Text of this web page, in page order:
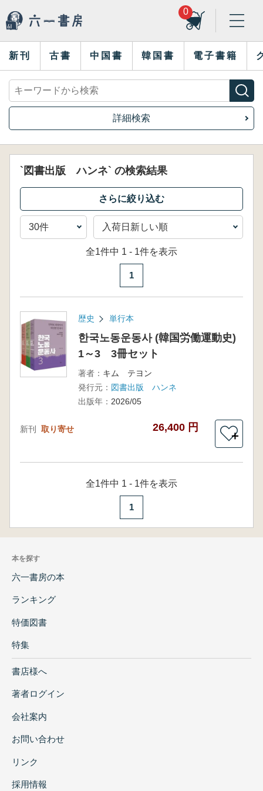
0
新刊 古書 中国書 韓国書 電子書籍
詳細検索
`図書出版 ハンネ` の検索結果
全1件中 1 - 1件を表示
1
歴史 単行本
한국노동운동사 (韓国労働運動史)
1～3 3冊セット
著者： キム テヨン
発行元： 図書出版 ハンネ
出版年： 2026/05
新刊 取り寄せ 26,400 円
＋
全1件中 1 - 1件を表示
1
本を探す
六一書房の本
ランキング
特価図書
特集
書店様へ
著者ログイン
会社案内
お問い合わせ
リンク
採用情報